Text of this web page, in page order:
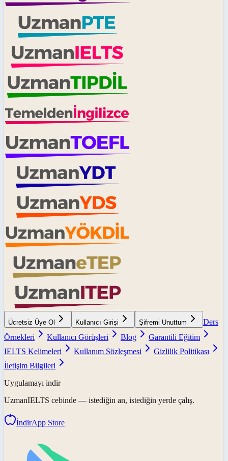
Ücretsiz Üye Ol Kullanıcı Girişi Şifremi Unuttum
Ders
Örnekleri
Kullanıcı Görüşleri Blog
Garantili Eğitim
IELTS Kelimeleri
Kullanım Sözleşmesi
Gizlilik Politikası
İletişim Bilgileri
Uygulamayı indir
UzmanIELTS cebinde — istediğin an, istediğin yerde çalış.
İndirApp Store